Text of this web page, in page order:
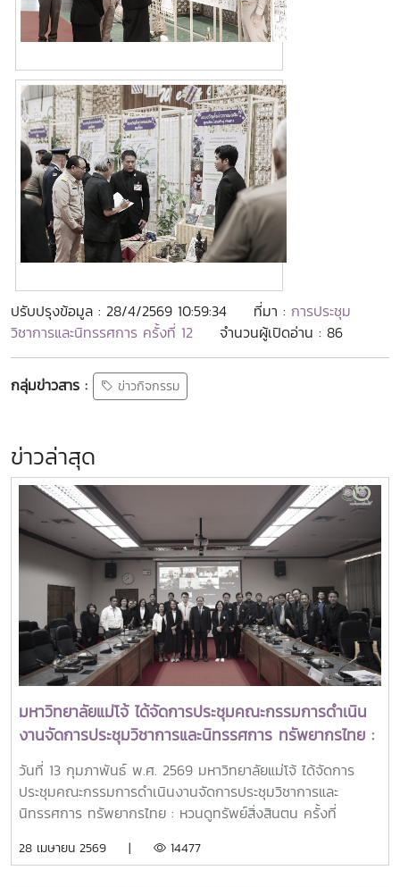
ปรับปรุงข้อมูล : 28/4/2569 10:59:34 ที่มา : การประชุม
วิชาการและนิทรรศการ ครั้งที่ 12
จำนวนผู้เปิดอ่าน : 86
กลุ่มข่าวสาร : ข่าวกิจกรรม
ข่าวล่าสุด
มหาวิทยาลัยแม่โจ้ ได้จัดการประชุมคณะกรรมการดำเนิน
งานจัดการประชุมวิชาการและนิทรรศการ ทรัพยากรไทย :
หวนดูทรัพย์สิ่งสินตน ครั้งที่ 1/2569
วันที่ 13 กุมภาพันธ์ พ.ศ. 2569 มหาวิทยาลัยแม่โจ้ ได้จัดการ
ประชุมคณะกรรมการดำเนินงานจัดการประชุมวิชาการและ
นิทรรศการ ทรัพยากรไทย : หวนดูทรัพย์สิ่งสินตน ครั้งที่
มหาวิทยาลัยแม่โจ้ เป็นประธานการประชุม พร้อมด้วย รอง
28 เมษายน 2569 | 14477